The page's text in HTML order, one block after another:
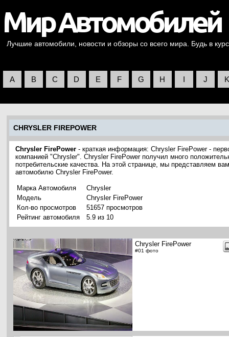
Лучшие автомобили, новости и обзоры со всего мира. Будь в
A B C D E F G H I J K
CHRYSLER FIREPOWER
Chrysler FirePower - краткая информация: Chrysler FirePower -
компанией "Chrysler". Chrysler FirePower получил много
потребительские качества. На этой странице, мы представляем
автомобилю Chrysler FirePower.
Марка Автомобиля
Chrysler
Модель
Chrysler FirePower
Кол-во просмотров
51657 просмотров
Рейтинг автомобиля
5.9 из 10
Chrysler FirePower
#01 фото